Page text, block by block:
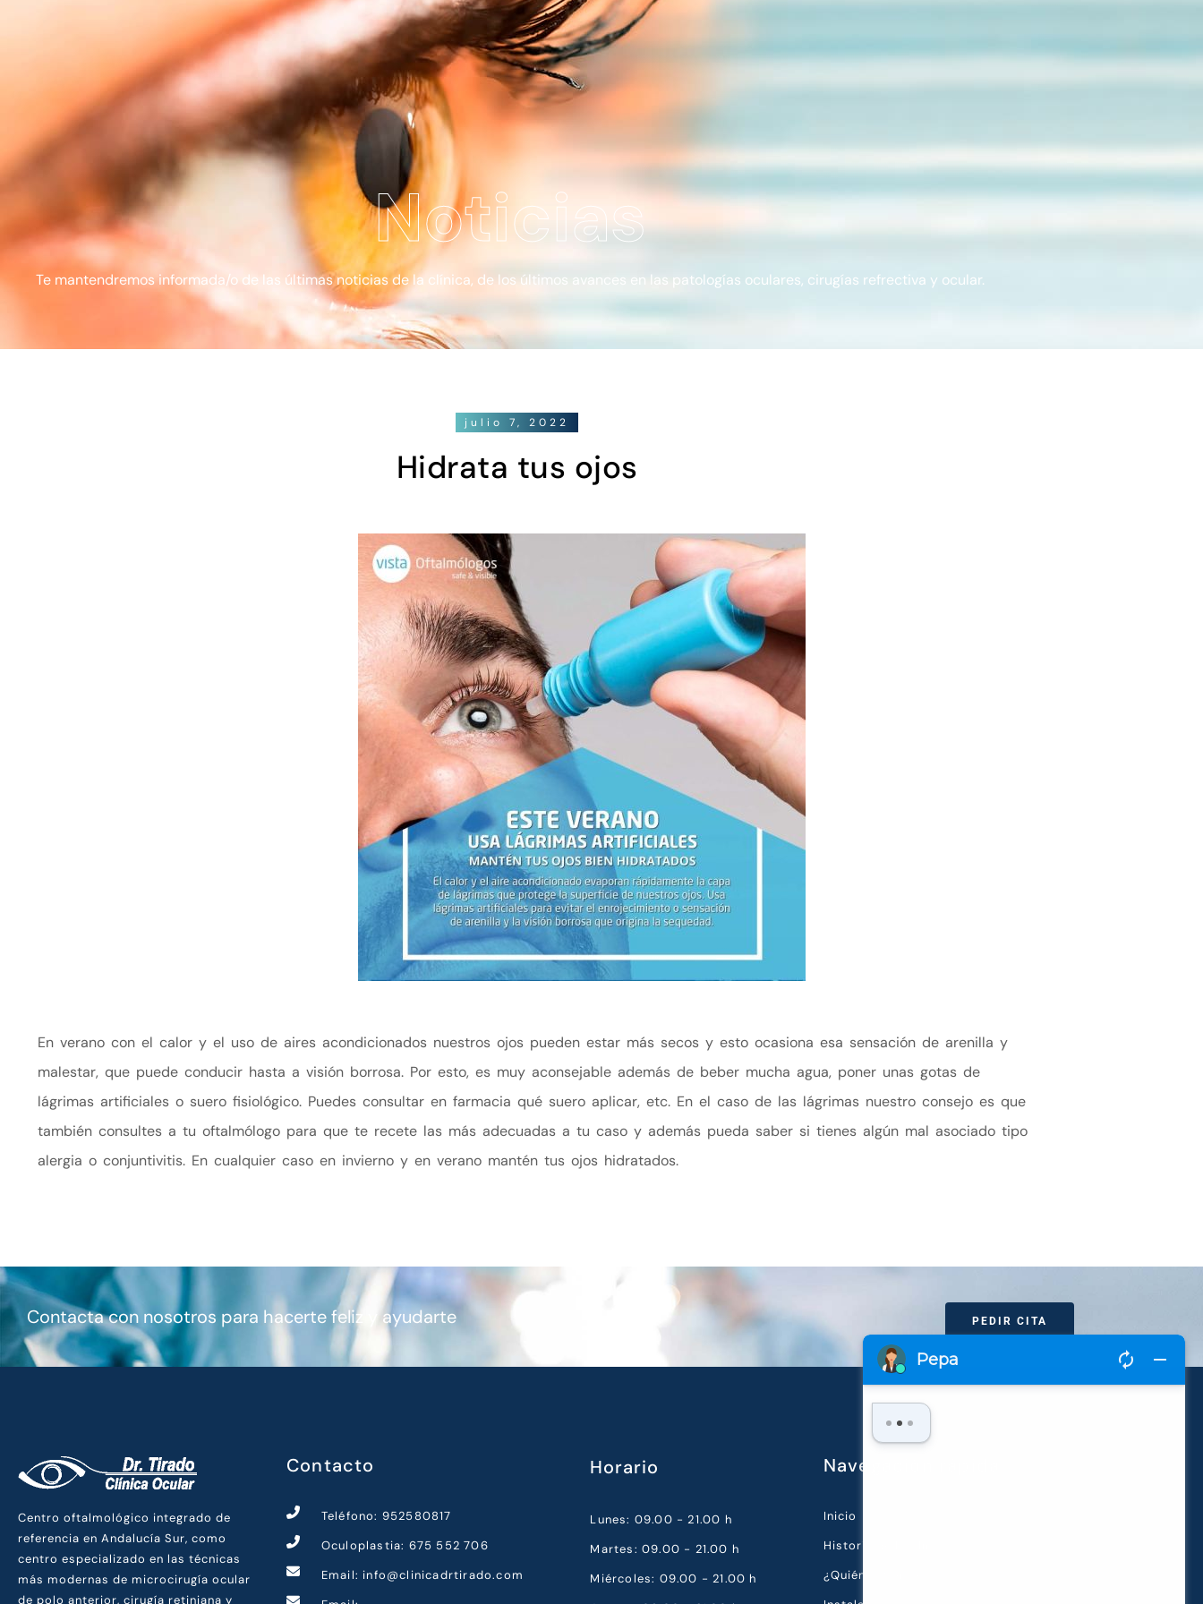
Noticias
Te mantendremos informada/o de las últimas noticias de la clínica, de los últimos avances en las patologías oculares, cirugías refrectiva y ocular.
julio 7, 2022
Hidrata tus ojos
En verano con el calor y el uso de aires acondicionados nuestros ojos pueden estar más secos y esto ocasiona esa sensación de arenilla y
malestar, que puede conducir hasta a visión borrosa. Por esto, es muy aconsejable además de beber mucha agua, poner unas gotas de
lágrimas artificiales o suero fisiológico. Puedes consultar en farmacia qué suero aplicar, etc. En el caso de las lágrimas nuestro consejo es que
también consultes a tu oftalmólogo para que te recete las más adecuadas a tu caso y además pueda saber si tienes algún mal asociado tipo
alergia o conjuntivitis. En cualquier caso en invierno y en verano mantén tus ojos hidratados.
Contacta con nosotros para hacerte feliz y ayudarte PEDIR CITA
Centro oftalmológico integrado de
referencia en Andalucía Sur, como
centro especializado en las técnicas
más modernas de microcirugía ocular
de polo anterior, cirugía retiniana y
Contacto
Teléfono: 952580817
Oculoplastia: 675 552 706
Email: info@clinicadrtirado.com
Horario
Lunes: 09.00 - 21.00 h
Martes: 09.00 - 21.00 h
Miércoles: 09.00 - 21.00 h
Navegación rápida
Inicio
Historia de la Clínica
¿Quiénes Somos?